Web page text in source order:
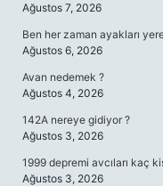
Ağustos 7, 2026
Ben her zaman ayakları
Ağustos 6, 2026
Avan nedemek ?
Ağustos 4, 2026
142A nereye gidiyor ?
Ağustos 3, 2026
1999 depremi avcıları kaç
Ağustos 3, 2026